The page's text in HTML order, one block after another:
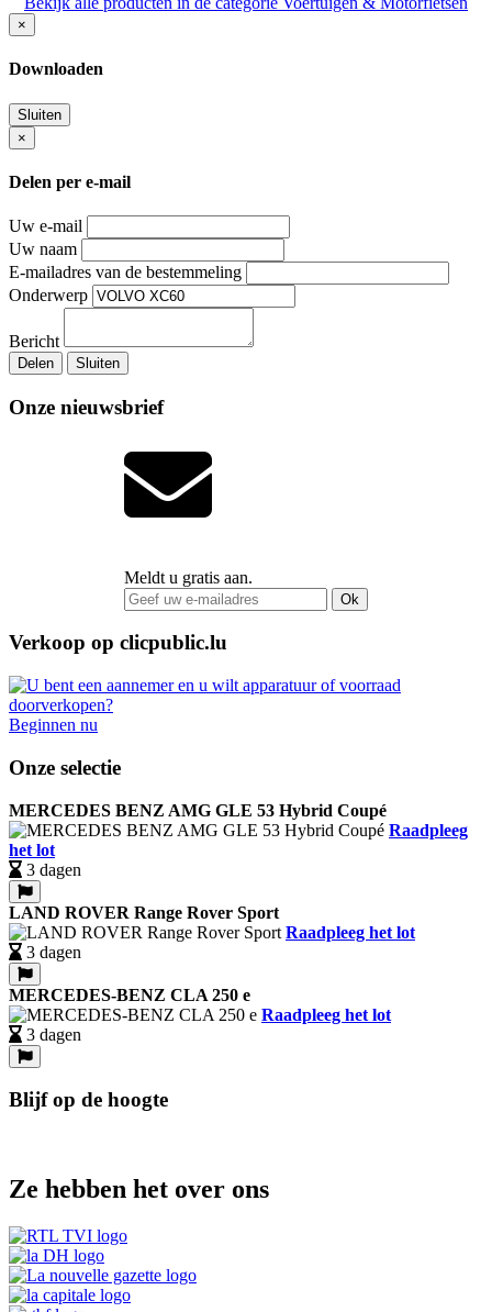
×
Downloaden
Sluiten
×
Delen per e-mail
Uw e-mail
Uw naam
E-mailadres van de bestemmeling
Onderwerp
Bericht
Delen Sluiten
Onze nieuwsbrief
Meldt u gratis aan.
Ok
Verkoop op clicpublic.lu
Beginnen nu
Onze selectie
MERCEDES BENZ AMG GLE 53 Hybrid Coupé
Raadpleeg
het lot
3 dagen
LAND ROVER Range Rover Sport
Raadpleeg het lot
3 dagen
MERCEDES-BENZ CLA 250 e
Raadpleeg het lot
3 dagen
Blijf op de hoogte
Ze hebben het over ons